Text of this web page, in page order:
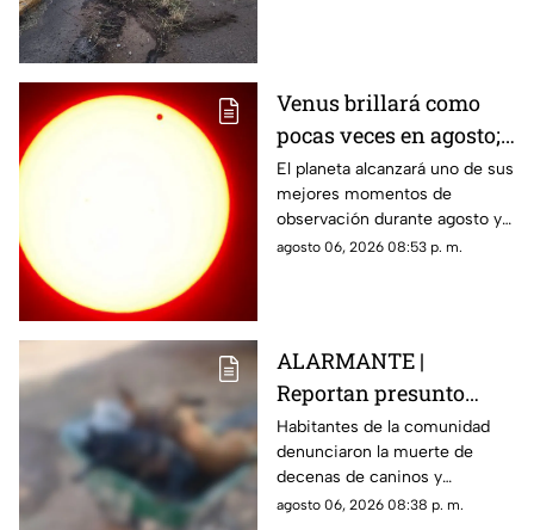
Venus brillará como
pocas veces en agosto;
a esta hora podrás
verlo durante este mes
El planeta alcanzará uno de sus
mejores momentos de
observación durante agosto y
podrá distinguirse sin
agosto 06, 2026 08:53 p. m.
ALARMANTE |
Reportan presunto
env3nen4miento de al
menos 23 perros en
esta zona de Querétaro:
IMAGENES SENSIBLES
Habitantes de la comunidad
denunciaron la muerte de
decenas de caninos y
solicitaron que se esclarezcan
agosto 06, 2026 08:38 p. m.